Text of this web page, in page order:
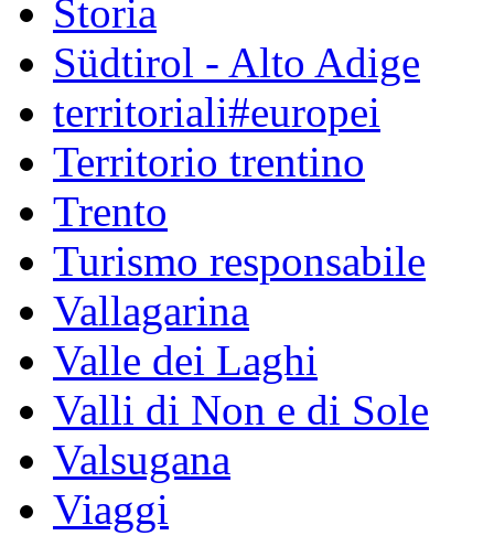
Storia
Südtirol - Alto Adige
territoriali#europei
Territorio trentino
Trento
Turismo responsabile
Vallagarina
Valle dei Laghi
Valli di Non e di Sole
Valsugana
Viaggi